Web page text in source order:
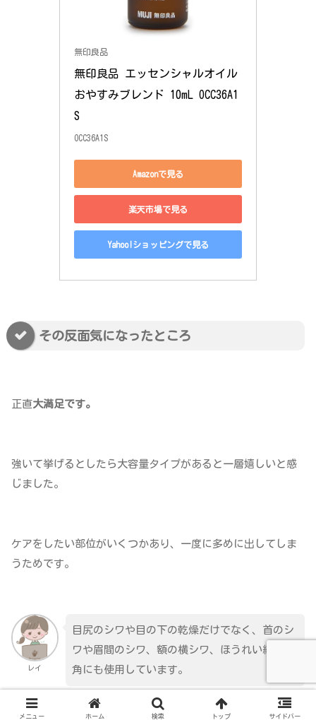
無印良品
無印良品 エッセンシャルオイル
おやすみブレンド 10mL OCC36A1
S
OCC36A1S
Amazonで見る
楽天市場で見る
Yahoo!ショッピングで見る
その反面気になったところ
正直大満足です。
強いて挙げるとしたら大容量タイプがあると一層嬉しいと感
じました。
ケアをしたい部位がいくつかあり、一度に多めに出してしま
うためです。
レイ
目尻のシワや目の下の乾燥だけでなく、首のシ
ワや眉間のシワ、額の横シワ、ほうれい線、口
角にも使用しています。
メニュー ホーム 検索 トップ サイドバー